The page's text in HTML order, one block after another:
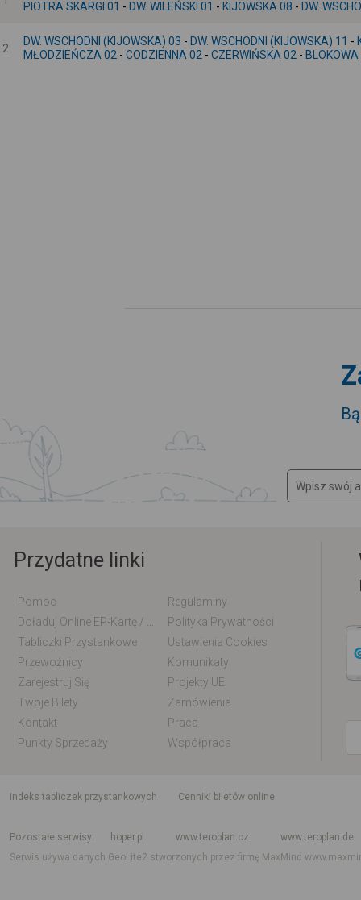
PIOTRA SKARGI 01 - DW. WILEŃSKI 01 - KIJOWSKA 08 - DW.
2
DW. WSCHODNI (KIJOWSKA) 03 - DW. WSCHODNI (KIJOWSKA) 11 -
MŁODZIEŃCZA 02 - CODZIENNA 02 - CZERWIŃSKA 02 -
Przydatne linki
Pomoc
Regulaminy
Polityka Prywatności
Tabliczki Przystankowe
Ustawienia Cookies
Przewoźnicy
Komunikaty
Zarejestruj Się
Projekty UE
Twoje Bilety
Zamówienia
Kontakt
Praca
Punkty Sprzedaży
Współpraca
indeks tabliczek przystankowych
Cenniki biletów online
Pozostałe serwisy
hoper.pl www.teroplan.cz
www.teroplan.de
Serwis używa danych GeoLite2 stworzonych przez firmę MaxMind